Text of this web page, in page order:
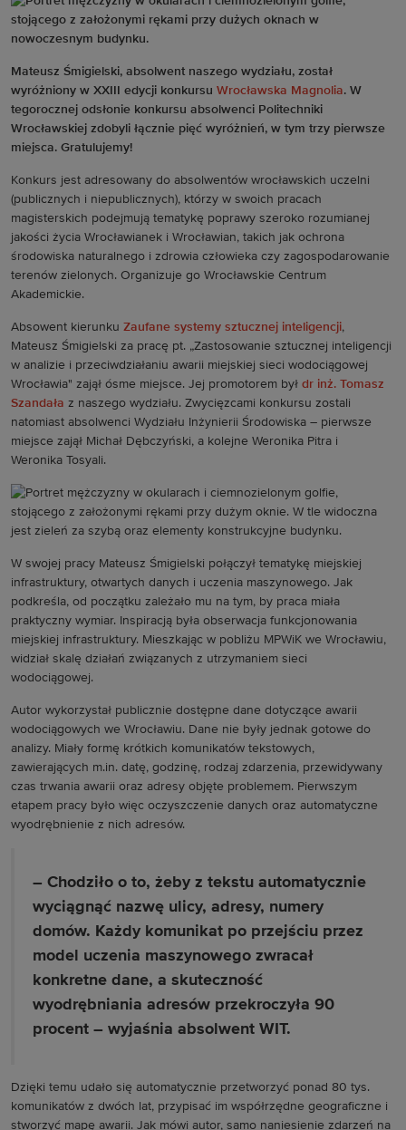
Mateusz Śmigielski, absolwent naszego wydziału, został
wyróżniony w XXIII edycji konkursu Wrocławska Magnolia. W
tegorocznej odsłonie konkursu absolwenci Politechniki
Wrocławskiej zdobyli łącznie pięć wyróżnień, w tym trzy pierwsze
miejsca. Gratulujemy!
Konkurs jest adresowany do absolwentów wrocławskich uczelni
(publicznych i niepublicznych), którzy w swoich pracach
magisterskich podejmują tematykę poprawy szeroko rozumianej
jakości życia Wrocławianek i Wrocławian, takich jak ochrona
środowiska naturalnego i zdrowia człowieka czy zagospodarowanie
terenów zielonych. Organizuje go Wrocławskie Centrum
Akademickie.
Absowent kierunku Zaufane systemy sztucznej inteligencji,
Mateusz Śmigielski za pracę pt. „Zastosowanie sztucznej inteligencji
w analizie i przeciwdziałaniu awarii miejskiej sieci wodociągowej
Wrocławia" zajął ósme miejsce. Jej promotorem był dr inż. Tomasz
Szandała z naszego wydziału. Zwycięzcami konkursu zostali
natomiast absolwenci Wydziału Inżynierii Środowiska – pierwsze
miejsce zajął Michał Dębczyński, a kolejne Weronika Pitra i
Weronika Tosyali.
W swojej pracy Mateusz Śmigielski połączył tematykę miejskiej
infrastruktury, otwartych danych i uczenia maszynowego. Jak
podkreśla, od początku zależało mu na tym, by praca miała
praktyczny wymiar. Inspiracją była obserwacja funkcjonowania
miejskiej infrastruktury. Mieszkając w pobliżu MPWiK we Wrocławiu,
widział skalę działań związanych z utrzymaniem sieci
wodociągowej.
Autor wykorzystał publicznie dostępne dane dotyczące awarii
wodociągowych we Wrocławiu. Dane nie były jednak gotowe do
analizy. Miały formę krótkich komunikatów tekstowych,
zawierających m.in. datę, godzinę, rodzaj zdarzenia, przewidywany
czas trwania awarii oraz adresy objęte problemem. Pierwszym
etapem pracy było więc oczyszczenie danych oraz automatyczne
wyodrębnienie z nich adresów.
– Chodziło o to, żeby z tekstu automatycznie
wyciągnąć nazwę ulicy, adresy, numery
domów. Każdy komunikat po przejściu przez
model uczenia maszynowego zwracał
konkretne dane, a skuteczność
wyodrębniania adresów przekroczyła 90
procent – wyjaśnia absolwent WIT.
Dzięki temu udało się automatycznie przetworzyć ponad 80 tys.
komunikatów z dwóch lat, przypisać im współrzędne geograficzne i
stworzyć mapę awarii. Jak mówi autor, samo naniesienie zdarzeń na